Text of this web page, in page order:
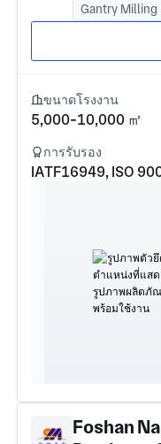
Gantry Milling
ขนาดโรงงาน
5,000-10,000 ㎡
การรับรอง
IATF16949, ISO
Foshan